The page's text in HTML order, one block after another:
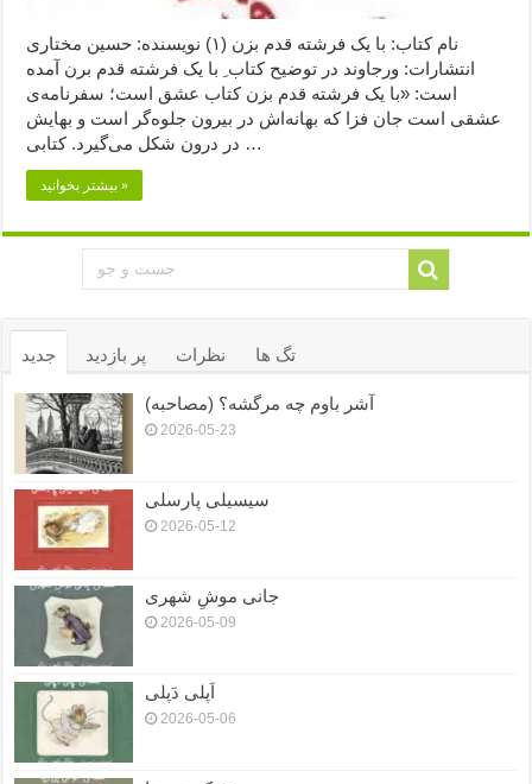
نام کتاب: با یک فرشته قدم بزن (۱) نویسنده: حسین مختاری
انتشارات: ورجاوند در توضیح کتاب ِ با یک فرشته قدم برن آمده
است: «با یک فرشته قدم بزن کتاب عشق است؛ سفرنامه‌ی
عشقی است جان فزا که بهانه‌اش در بیرون جلوه‌گر است و بهایش
در درون شکل می‌گیرد. کتابی …
بیشتر بخوانید »
جدید پر بازدید نظرات تگ ها
آشر باوم چه مرگشه؟ (مصاحبه)
2026-05-23
سیسیلی پارسلی
2026-05-12
جانی موشِ شهری
2026-05-09
اَپلی دَپلی
2026-05-06